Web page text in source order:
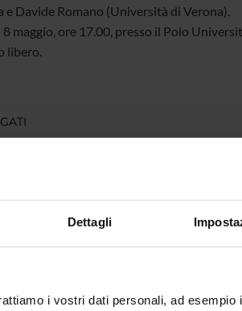
Dettagli
i vostri dati personali, ad
e Davide Romano (Università di Verona).
maggio, ore 17.00, presso il Polo
libero.
Nicola